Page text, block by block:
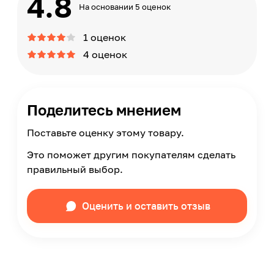
На основании 5 оценок
1 оценок
4 оценок
Поделитесь мнением
Поставьте оценку этому товару.
Это поможет другим покупателям сделать
правильный выбор.
Оценить и оставить отзыв